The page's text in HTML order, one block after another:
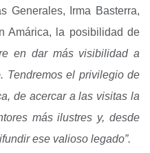
Generales, Irma Basterra,
Amárica, la posibilidad de
en dar más visibilidad a
Tendremos el privilegio de
de acercar a las visitas la
más ilustres y, desde
ese valioso legado”.